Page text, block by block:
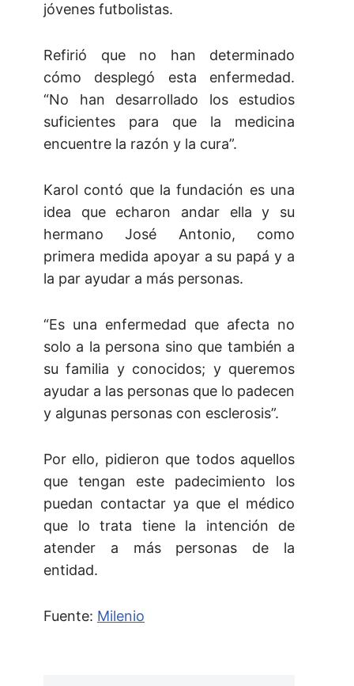
jóvenes futbolistas.
Refirió que no han determinado
cómo desplegó esta enfermedad.
“No han desarrollado los estudios
suficientes para que la medicina
encuentre la razón y la cura”.
Karol contó que la fundación es una
idea que echaron andar ella y su
hermano José Antonio, como
primera medida apoyar a su papá y a
la par ayudar a más personas.
“Es una enfermedad que afecta no
solo a la persona sino que también a
su familia y conocidos; y queremos
ayudar a las personas que lo padecen
y algunas personas con esclerosis”.
Por ello, pidieron que todos aquellos
que tengan este padecimiento los
puedan contactar ya que el médico
que lo trata tiene la intención de
atender a más personas de la
entidad.
Fuente: Milenio